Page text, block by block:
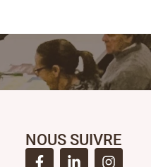
NOUS SUIVRE